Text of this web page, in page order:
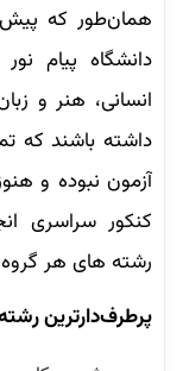
همان‌طور که
دانشگاه پیام
انسانی، هنر و
داشته باشند که
آزمون نبوده و
کنکور سراسری
رشته های هر گروه
پرطرف‌دارترین